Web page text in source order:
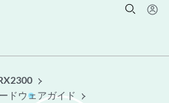
ドウェアガイド